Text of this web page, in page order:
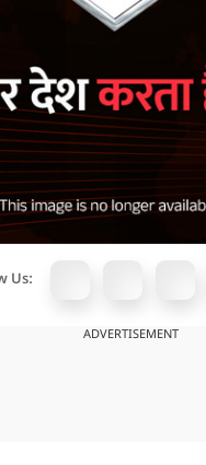
Us:
ADVERTISEMENT